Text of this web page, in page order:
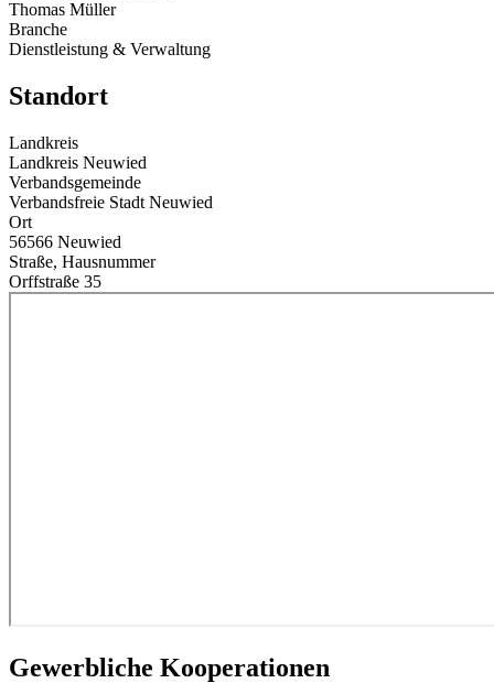
Thomas Müller
Branche
Dienstleistung & Verwaltung
Standort
Landkreis
Landkreis Neuwied
Verbandsgemeinde
Verbandsfreie Stadt Neuwied
Ort
56566 Neuwied
Straße, Hausnummer
Orffstraße 35
Gewerbliche Kooperationen